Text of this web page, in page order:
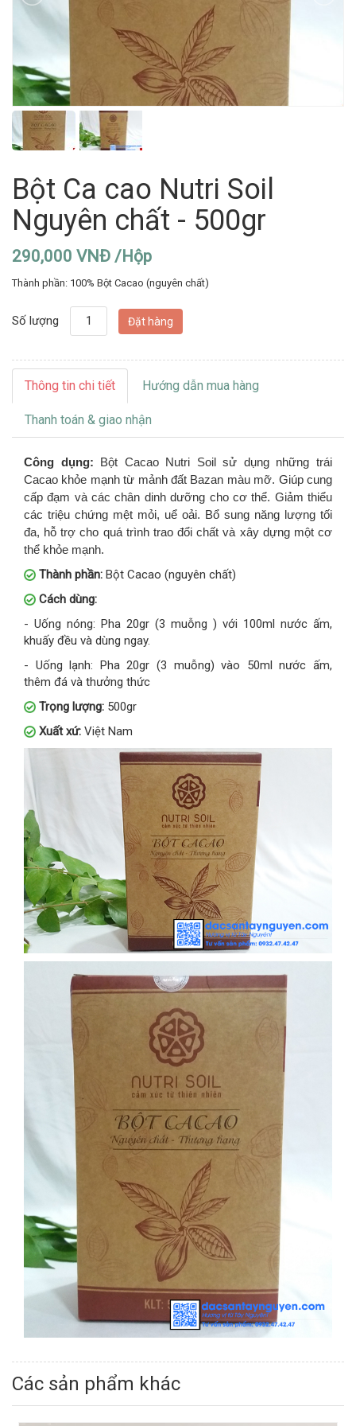
Bột Ca cao Nutri Soil
Nguyên chất - 500gr
290,000 VNĐ /Hộp
Thành phần: 100% Bột Cacao (nguyên chất)
Số lượng
Thông tin chi tiết Hướng dẫn mua hàng
Thanh toán & giao nhận
Công dụng: Bột Cacao Nutri Soil sử dụng những trái
Cacao khỏe mạnh từ mảnh đất Bazan màu mỡ. Giúp cung
cấp đạm và các chân dinh dưỡng cho cơ thể. Giảm thiểu
các triệu chứng mệt mỏi, uể oải. Bổ sung năng lượng tối
đa, hỗ trợ cho quá trình trao đổi chất và xây dựng một cơ
thể khỏe mạnh.
Thành phần: Bột Cacao (nguyên chất)
Cách dùng:
- Uống nóng: Pha 20gr (3 muỗng ) với 100ml nước ấm,
khuấy đều và dùng ngay.
- Uống lạnh: Pha 20gr (3 muỗng) vào 50ml nước ấm,
thêm đá và thưởng thức
Trọng lượng: 500gr
Xuất xứ: Việt Nam
Các sản phẩm khác